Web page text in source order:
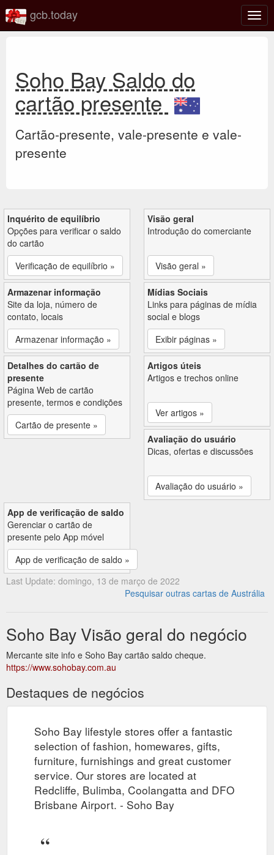
gcb.today
Soho Bay Saldo do
cartão presente
Cartão-presente, vale-presente e vale-
presente
Inquérito de equilíbrio
Opções para verificar o saldo
do cartão
Verificação de equilíbrio »
Visão geral
Introdução do comerciante
Visão geral »
Armazenar informação
Site da loja, número de
contato, locais
Armazenar informação »
Mídias Sociais
Links para páginas de mídia
social e blogs
Exibir páginas »
Detalhes do cartão de
presente
Página Web de cartão
presente, termos e condições
Cartão de presente »
Artigos úteis
Artigos e trechos online
Ver artigos »
Avaliação do usuário
Dicas, ofertas e discussões
Avaliação do usuário »
App de verificação de saldo
Gerenciar o cartão de
presente pelo App móvel
App de verificação de saldo »
Last Update: domingo, 13 de março de 2022
Pesquisar outras cartas de Austrália
Soho Bay Visão geral do negócio
Mercante site info e Soho Bay cartão saldo cheque.
https://www.sohobay.com.au
Destaques de negócios
Soho Bay lifestyle stores offer a fantastic
selection of fashion, homewares, gifts,
furniture, furnishings and great customer
service. Our stores are located at
Redcliffe, Bulimba, Coolangatta and DFO
Brisbane Airport. - Soho Bay